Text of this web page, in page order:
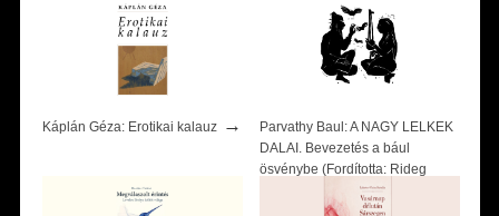
Káplán Géza: Erotikai kalauz→
Parvathy Baul: A NAGY LELKEK
DALAI. Bevezetés a bául
ösvénybe (Fordította: Rideg